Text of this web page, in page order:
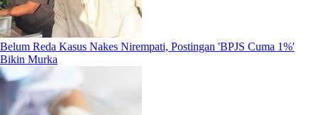
Belum Reda Kasus Nakes Nirempati, Postingan 'BPJS Cuma 1%'
Bikin Murka